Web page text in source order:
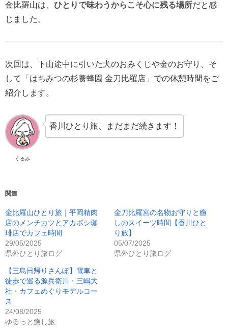
金比羅山は、 ひとりで味わうからこそ心に残る場所だと感
じました。
次回は、下山途中に引いた犬のおみくじや金のお守り、そ
して「はちみつの杉養蜂園 金刀比羅店」での休憩時間をご
紹介します。
くるみ
香川ひとり旅、まだまだ続きます！
関連
金比羅山ひとり旅｜平岡精肉
店のメンチカツとアカボシ珈
琲店でカフェ時間
29/05/2025
県外ひとり旅ログ
金刀比羅宮の名物お守りと癒
しのスイーツ時間【香川ひと
り旅】
05/07/2025
県外ひとり旅ログ
【三島日帰りさんぽ】電車と
徒歩で巡る源兵衛川・三嶋大
社・カフェめぐりモデルコー
ス
24/08/2025
ゆるっと癒し旅